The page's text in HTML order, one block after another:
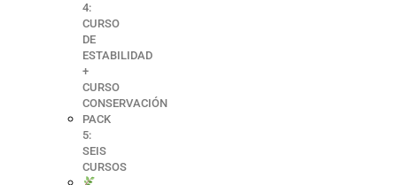
4:
CURSO
DE
ESTABILIDAD
+
CURSO
CONSERVACIÓN
PACK
5:
SEIS
CURSOS